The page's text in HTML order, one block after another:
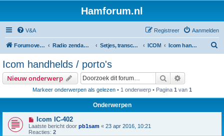
Hamforum.nl
V&A Aanmelden
Registreer
Forumoverzicht Radio zendamateur, luisteramateur en elektronica zelfbouw Setjes, transceivers, portofoons, ontvangers, mods, tips, etc ICOM Icom handhelds / porto's
Icom handhelds / porto's
Nieuw onderwerp Zoek
Markeer onderwerpen als gelezen• 1 onderwerp • Pagina 1 van 1
Onderwerpen
Icom IC-402
Laatste bericht door pb1sam « 23 apr 2016, 10:21
Reacties: 2